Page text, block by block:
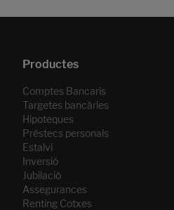
Comptes Bancaris
Targetes bancàries
Hipoteques
Préstecs personals
Estalvi
Inversió
Jubilació
Assegurances
Renting Cotxes